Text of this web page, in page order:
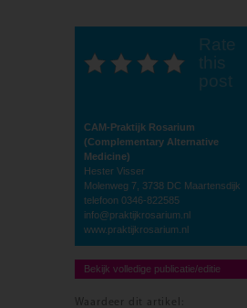
Rate
this
post
CAM-Praktijk Rosarium
(Complementary Alternative
Medicine)
Hester Visser
Molenweg 7, 3738 DC Maartensdijk
telefoon 0346-822585
info@praktijkrosarium.nl
www.praktijkrosarium.nl
Bekijk volledige publicatie/editie
Waardeer dit artikel: